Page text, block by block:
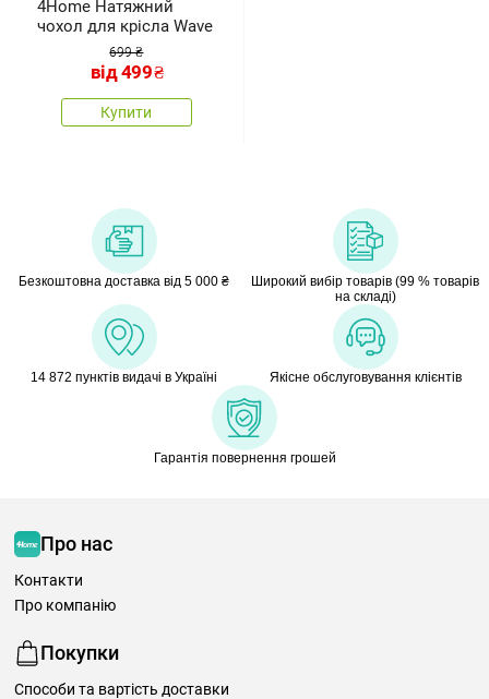
4Home Натяжний
чохол для крісла Wave
699 ₴
від499₴
Купити
Безкоштовна доставка від 5 000 ₴
Широкий вибір товарів (99 % товарів
на складі)
14 872 пунктів видачі в Україні Якісне обслуговування клієнтів
Гарантія повернення грошей
Про нас
Контакти
Про компанію
Покупки
Способи та вартість доставки